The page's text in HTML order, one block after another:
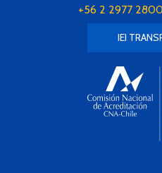
+56 2 2977
IEI